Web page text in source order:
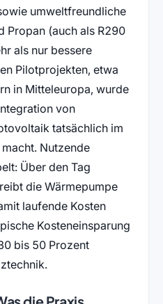
umweltfreundliche
Propan (auch als R290
als nur bessere
Pilotprojekten, etwa
in Mitteleuropa, wurde
von
tatsächlich im
Nutzende
Über den Tag
die Wärmepumpe
laufende Kosten
Kosteneinsparung
bis 50 Prozent